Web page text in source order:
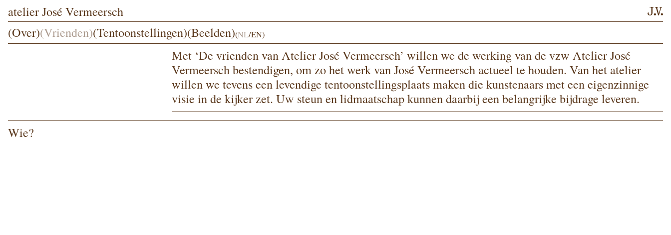
atelier José Vermeersch
(Over)(Vrienden)(Tentoonstellingen)(Beelden)(NL/EN)
Met ‘De vrien­den van Atelier José Vermeersch’ wil­len we de wer­king van de vzw Atelier José
Vermeersch besten­di­gen, om zo het werk van José Vermeersch actu­eel te hou­den. Van het ate­lier
wil­len we tevens een leven­di­ge ten­toon­stel­lings­plaats maken die kun­ste­naars met een eigen­zin­ni­ge
visie in de kij­ker zet. Uw steun en lid­maat­schap kun­nen daar­bij een belang­rij­ke bij­dra­ge leveren.
Wie?